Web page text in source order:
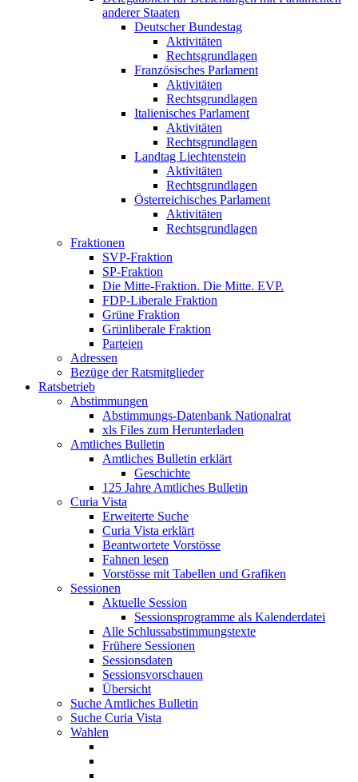
anderer Staaten
Deutscher Bundestag
Aktivitäten
Rechtsgrundlagen
Französisches Parlament
Aktivitäten
Rechtsgrundlagen
Italienisches Parlament
Aktivitäten
Rechtsgrundlagen
Landtag Liechtenstein
Aktivitäten
Rechtsgrundlagen
Österreichisches Parlament
Aktivitäten
Rechtsgrundlagen
Fraktionen
SVP-Fraktion
SP-Fraktion
Die Mitte-Fraktion. Die Mitte. EVP.
FDP-Liberale Fraktion
Grüne Fraktion
Grünliberale Fraktion
Parteien
Adressen
Bezüge der Ratsmitglieder
Ratsbetrieb
Abstimmungen
Abstimmungs-Datenbank Nationalrat
xls Files zum Herunterladen
Amtliches Bulletin
Amtliches Bulletin erklärt
Geschichte
125 Jahre Amtliches Bulletin
Curia Vista
Erweiterte Suche
Curia Vista erklärt
Beantwortete Vorstösse
Fahnen lesen
Vorstösse mit Tabellen und Grafiken
Sessionen
Aktuelle Session
Sessionsprogramme als Kalenderdatei
Alle Schlussabstimmungstexte
Frühere Sessionen
Sessionsdaten
Sessionsvorschauen
Übersicht
Suche Amtliches Bulletin
Suche Curia Vista
Wahlen